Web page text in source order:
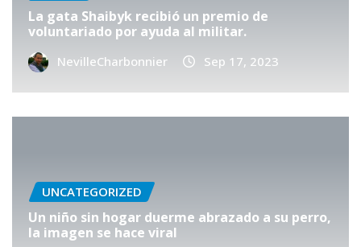
La gata Shaibyk recibió un premio de
voluntariado por ayuda al militar.
NevilleCharbonnier Sep 17, 2023
UNCATEGORIZED
Un niño sin hogar duerme abrazado a su perro,
la imagen se hace viral